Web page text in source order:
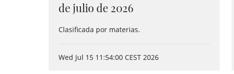
de julio de 2026
Clasificada por materias.
Wed Jul 15 11:54:00 CEST 2026